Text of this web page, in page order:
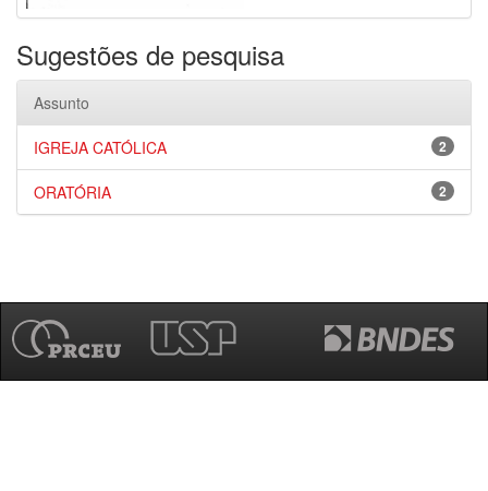
Sugestões de pesquisa
Assunto
2
IGREJA CATÓLICA
2
ORATÓRIA